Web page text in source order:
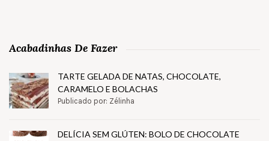
Acabadinhas De Fazer
TARTE GELADA DE NATAS, CHOCOLATE,
CARAMELO E BOLACHAS
Publicado por: Zélinha
DELÍCIA SEM GLÚTEN: BOLO DE CHOCOLATE